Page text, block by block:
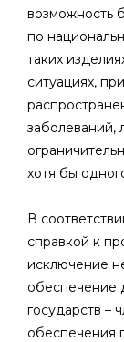
возможность
по
таких
ситуациях,
заболеваний,
хотя бы
В
справкой к
исключение
обеспечение
государств –
обеспечения